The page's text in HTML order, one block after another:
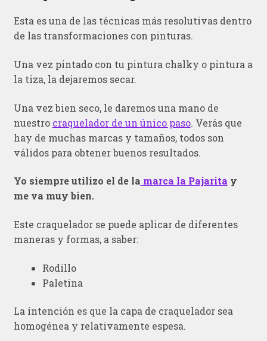
Esta es una de las técnicas más resolutivas dentro
de las transformaciones con pinturas.
Una vez pintado con tu pintura chalky o pintura a
la tiza, la dejaremos secar.
Una vez bien seco, le daremos una mano de
nuestro craquelador de un único paso. Verás que
hay de muchas marcas y tamaños, todos son
válidos para obtener buenos resultados.
Yo siempre utilizo el de la marca la Pajarita y
me va muy bien.
Este craquelador se puede aplicar de diferentes
maneras y formas, a saber:
Rodillo
Paletina
La intención es que la capa de craquelador sea
homogénea y relativamente espesa.